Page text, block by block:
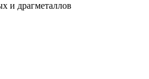
и драгметаллов